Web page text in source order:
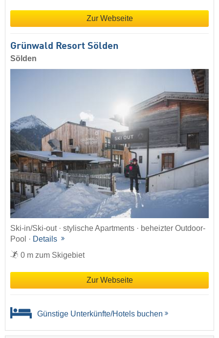
Zur Webseite
Grünwald Resort Sölden
Sölden
Ski-in/Ski-out · stylische Apartments · beheizter Outdoor-
Pool · Details
0 m zum Skigebiet
Zur Webseite
Günstige Unterkünfte/Hotels buchen